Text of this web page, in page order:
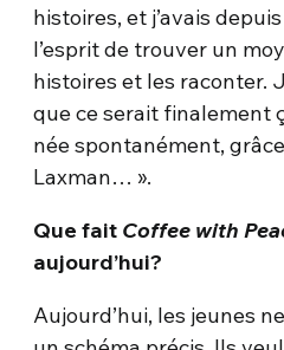
histoires, et j’avais
l’esprit de trouver un
histoires et les raconter.
que ce serait finalement
née spontanément,
Laxman… ».
Que fait Coffee with
aujourd’hui?
Aujourd’hui, les jeunes